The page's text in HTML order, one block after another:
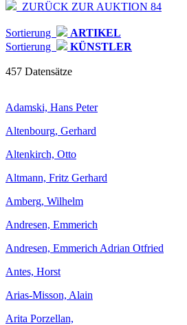
ZURÜCK ZUR AUKTION 84
Sortierung
ARTIKEL
Sortierung
KÜNSTLER
457 Datensätze
Adamski, Hans Peter
Altenbourg, Gerhard
Altenkirch, Otto
Altmann, Fritz Gerhard
Amberg, Wilhelm
Andresen, Emmerich
Andresen, Emmerich Adrian Otfried
Antes, Horst
Arias-Misson, Alain
Arita Porzellan,